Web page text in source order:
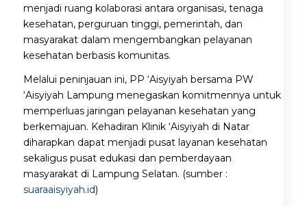
menjadi ruang kolaborasi antara organisasi, tenaga
kesehatan, perguruan tinggi, pemerintah, dan
masyarakat dalam mengembangkan pelayanan
kesehatan berbasis komunitas.
Melalui peninjauan ini, PP ‘Aisyiyah bersama PW
‘Aisyiyah Lampung menegaskan komitmennya untuk
memperluas jaringan pelayanan kesehatan yang
berkemajuan. Kehadiran Klinik ‘Aisyiyah di Natar
diharapkan dapat menjadi pusat layanan kesehatan
sekaligus pusat edukasi dan pemberdayaan
masyarakat di Lampung Selatan. (sumber :
suaraaisyiyah.id)